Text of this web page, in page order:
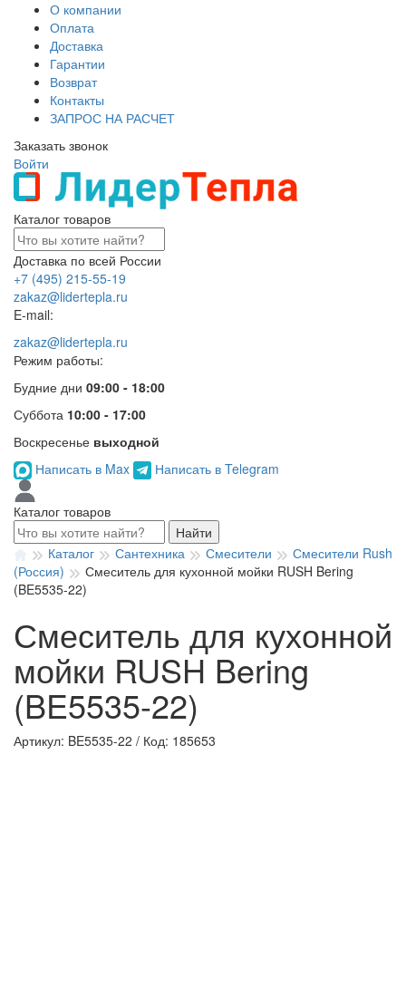
О компании
Оплата
Доставка
Гарантии
Возврат
Контакты
ЗАПРОС НА РАСЧЕТ
Заказать звонок
Войти
Каталог товаров
Доставка по всей России
+7 (495) 215-55-19
zakaz@lidertepla.ru
E-mail:
zakaz@lidertepla.ru
Режим работы:
Будние дни 09:00 - 18:00
Суббота 10:00 - 17:00
Воскресенье выходной
Написать в Max
Написать в Telegram
Каталог товаров
Найти
Каталог
Сантехника Смесители
Смесители Rush
(Россия)
Смеситель для кухонной мойки RUSH Bering
(BE5535-22)
Смеситель для кухонной
мойки RUSH Bering
(BE5535-22)
Артикул: BE5535-22 / Код: 185653